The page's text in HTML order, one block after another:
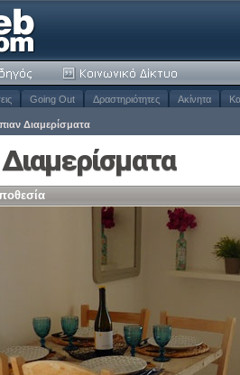
Going Out Δραστηριότητες Ακίνητα
Διαμερίσματα